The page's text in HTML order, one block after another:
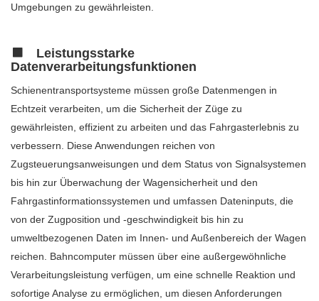
Umgebungen zu gewährleisten.
Leistungsstarke
Datenverarbeitungsfunktionen
Schienentransportsysteme müssen große Datenmengen in
Echtzeit verarbeiten, um die Sicherheit der Züge zu
gewährleisten, effizient zu arbeiten und das Fahrgasterlebnis zu
verbessern. Diese Anwendungen reichen von
Zugsteuerungsanweisungen und dem Status von Signalsystemen
bis hin zur Überwachung der Wagensicherheit und den
Fahrgastinformationssystemen und umfassen Dateninputs, die
von der Zugposition und -geschwindigkeit bis hin zu
umweltbezogenen Daten im Innen- und Außenbereich der Wagen
reichen. Bahncomputer müssen über eine außergewöhnliche
Verarbeitungsleistung verfügen, um eine schnelle Reaktion und
sofortige Analyse zu ermöglichen, um diesen Anforderungen